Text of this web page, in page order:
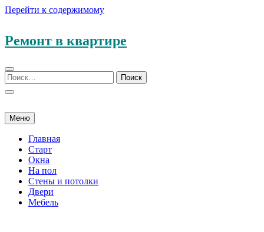
Перейти к содержимому
Ремонт в квартире
Меню
Главная
Старт
Окна
На пол
Стены и потолки
Двери
Мебель